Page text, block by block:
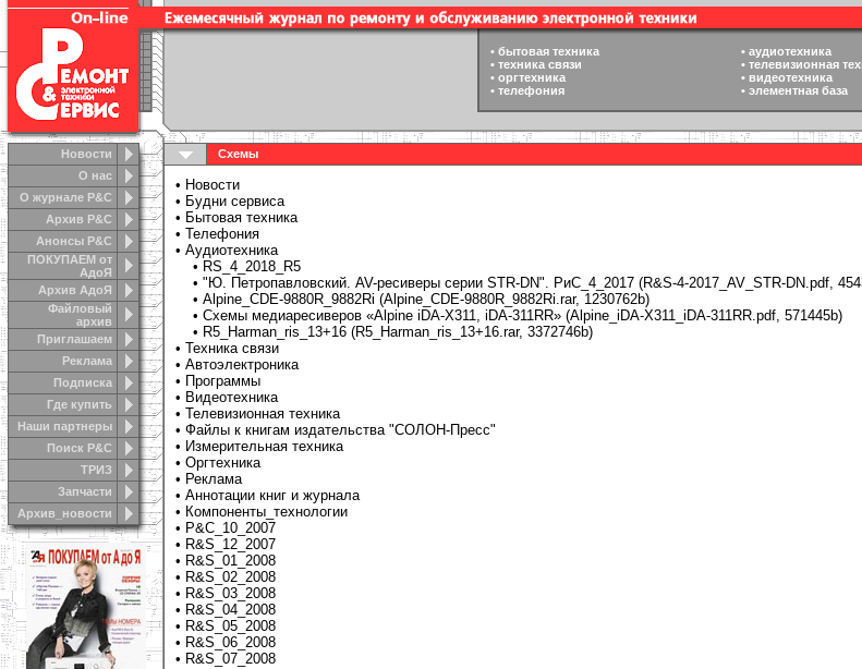
Новости
О нас
О журнале Р&С
Архив Р&С
Анонсы Р&C
ПОКУПАЕМ от
АдоЯ
Архив АдоЯ
Файловый
архив
Приглашаем
Реклама
Подписка
Где купить
Наши партнеры
Поиск Р&С
ТРИЗ
Запчасти
Архив_новости
• бытовая техника • аудиотехника
• техника связи • телевизионная
• оргтехника • видеотехника
• телефония • элементная база
Схемы
• Новости
• Будни сервиса
• Бытовая техника
• Телефония
• Аудиотехника
• RS_4_2018_R5
• "Ю. Петропавловский. AV-ресиверы серии STR-DN". РиС_4_2017 (R&S-4-2017_AV_STR-DN.pdf,
• Alpine_CDE-9880R_9882Ri (Alpine_CDE-9880R_9882Ri.rar, 1230762b)
• Схемы медиаресиверов «Alpine iDA-X311, iDA-311RR» (Alpine_iDA-X311_iDA-311RR.pdf, 571445b)
• R5_Harman_ris_13+16 (R5_Harman_ris_13+16.rar, 3372746b)
• Техника связи
• Автоэлектроника
• Программы
• Видеотехника
• Телевизионная техника
• Файлы к книгам издательства "СОЛОН-Пресс"
• Измерительная техника
• Оргтехника
• Реклама
• Аннотации книг и журнала
• Компоненты_технологии
• Р&C_10_2007
• R&S_12_2007
• R&S_01_2008
• R&S_02_2008
• R&S_03_2008
• R&S_04_2008
• R&S_05_2008
• R&S_06_2008
• R&S_07_2008